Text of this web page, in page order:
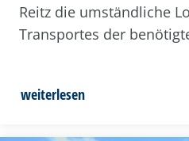
Reitz die umständliche
Transportes der
weiterlesen